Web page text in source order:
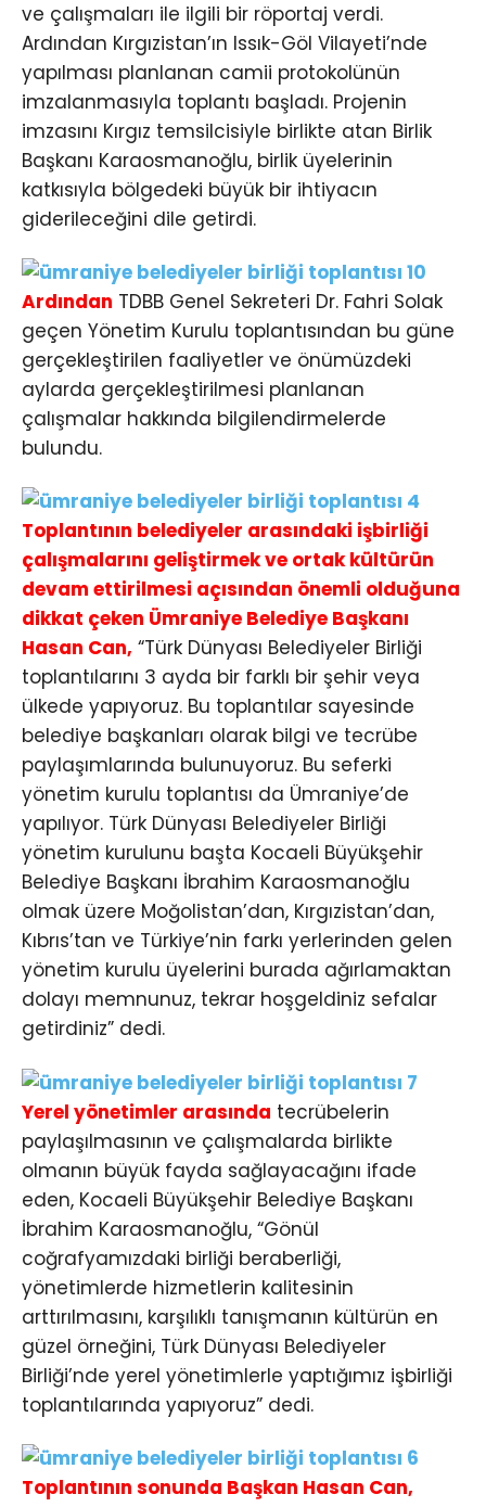
ve çalışmaları ile ilgili bir röportaj verdi.
Ardından Kırgızistan’ın Issık-Göl Vilayeti’nde
yapılması planlanan camii protokolünün
imzalanmasıyla toplantı başladı. Projenin
imzasını Kırgız temsilcisiyle birlikte atan Birlik
Başkanı Karaosmanoğlu, birlik üyelerinin
katkısıyla bölgedeki büyük bir ihtiyacın
giderileceğini dile getirdi.
Ardından TDBB Genel Sekreteri Dr. Fahri Solak
geçen Yönetim Kurulu toplantısından bu güne
gerçekleştirilen faaliyetler ve önümüzdeki
aylarda gerçekleştirilmesi planlanan
çalışmalar hakkında bilgilendirmelerde
bulundu.
Toplantının belediyeler arasındaki işbirliği
çalışmalarını geliştirmek ve ortak kültürün
devam ettirilmesi açısından önemli olduğuna
dikkat çeken Ümraniye Belediye Başkanı
Hasan Can, “Türk Dünyası Belediyeler Birliği
toplantılarını 3 ayda bir farklı bir şehir veya
ülkede yapıyoruz. Bu toplantılar sayesinde
belediye başkanları olarak bilgi ve tecrübe
paylaşımlarında bulunuyoruz. Bu seferki
yönetim kurulu toplantısı da Ümraniye’de
yapılıyor. Türk Dünyası Belediyeler Birliği
yönetim kurulunu başta Kocaeli Büyükşehir
Belediye Başkanı İbrahim Karaosmanoğlu
olmak üzere Moğolistan’dan, Kırgızistan’dan,
Kıbrıs’tan ve Türkiye’nin farkı yerlerinden gelen
yönetim kurulu üyelerini burada ağırlamaktan
dolayı memnunuz, tekrar hoşgeldiniz sefalar
getirdiniz” dedi.
Yerel yönetimler arasında tecrübelerin
paylaşılmasının ve çalışmalarda birlikte
olmanın büyük fayda sağlayacağını ifade
eden, Kocaeli Büyükşehir Belediye Başkanı
İbrahim Karaosmanoğlu, “Gönül
coğrafyamızdaki birliği beraberliği,
yönetimlerde hizmetlerin kalitesinin
arttırılmasını, karşılıklı tanışmanın kültürün en
güzel örneğini, Türk Dünyası Belediyeler
Birliği’nde yerel yönetimlerle yaptığımız işbirliği
toplantılarında yapıyoruz” dedi.
Toplantının sonunda Başkan Hasan Can,